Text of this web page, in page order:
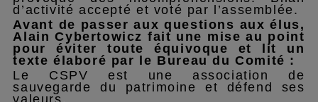
d’activité accepté et voté par l’assemblée.
Avant de passer aux questions aux élus,
Alain Cybertowicz fait une mise au point
pour éviter toute équivoque et lit un
texte élaboré par le Bureau du Comité :
Le CSPV est une association de
sauvegarde du patrimoine et défend ses
valeurs.